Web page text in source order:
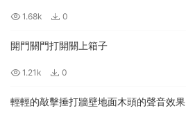
1.68k 0
開門關門打開關上箱子
1.21k 0
輕輕的敲擊捶打牆壁地面木頭的聲音效果